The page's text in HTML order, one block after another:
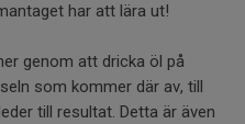
har att lära ut!
genom att dricka öl på
som kommer där av, till
till resultat. Detta är även